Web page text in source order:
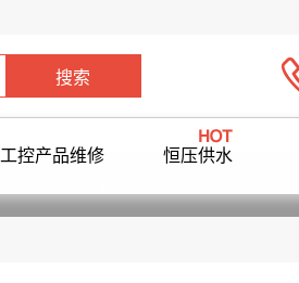
工控产品维修 恒压供水